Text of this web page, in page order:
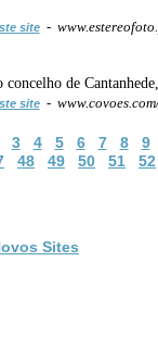
site-
de
site-
3 4 5 6 7 8 9
48 49 50 51 52
Sites